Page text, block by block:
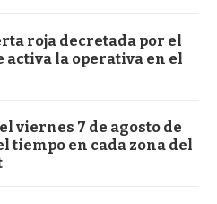
roja decretada por el
activa la operativa en el
viernes 7 de agosto de
tiempo en cada zona del